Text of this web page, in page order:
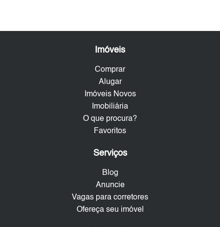
Imóveis
Comprar
Alugar
Imóveis Novos
Imobiliária
O que procura?
Favoritos
Serviços
Blog
Anuncie
Vagas para corretores
Ofereça seu imóvel